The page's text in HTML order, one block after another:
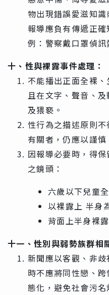
物出現錯誤愛滋知識
報導應負有傳遞正
例：警察戴口罩偵訊
十、性與裸露事件處理：
不能播出正面全裸、
且在文字、聲音、
及猥褻。
性行為之描述原則
有關者，仍應以謹
因報導必要時，得
之鏡頭：
六歲以下兒童
以裸露上 半身
背面上半身裸
十一、性別與弱勢族群相
新聞應以客觀、非
時不應將同性戀、
態化，避免社會污名